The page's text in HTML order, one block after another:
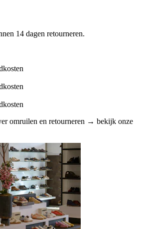
14 dagen retourneren.
omruilen en retourneren → bekijk onze